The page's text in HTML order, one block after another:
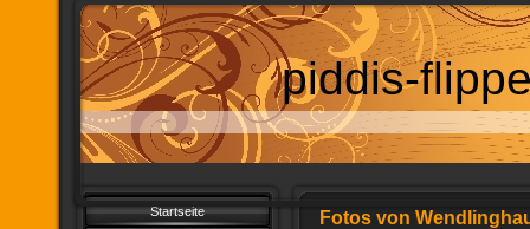
piddis-
Startseite Fotos von